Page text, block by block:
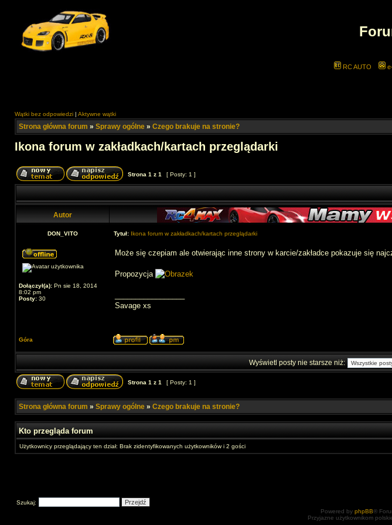
RC AUTO e-
Wątki bez odpowiedzi | Aktywne wątki
Strona główna forum » Sprawy ogólne » Czego brakuje na stronie?
Ikona forum w zakładkach/kartach przeglądarki
Strona 1 z 1 [ Posty: 1 ]
Autor
DON_VITO Tytuł: Ikona forum w zakładkach/kartach przeglądarki
Dołączył(a): Pn sie 18, 2014
8:02 pm
Posty: 30
Może się czepiam ale otwierając inne strony w karcie/zakładce pokazuje się
Propozycja
Savage xs
Góra
Wyświetl posty nie starsze niż:
Strona 1 z 1 [ Posty: 1 ]
Strona główna forum » Sprawy ogólne » Czego brakuje na stronie?
Kto przegląda forum
Użytkownicy przeglądający ten dział: Brak zidentyfikowanych użytkowników i 2 gości
Szukaj:
Powered by phpBB®
Przyjazne użytkownikom